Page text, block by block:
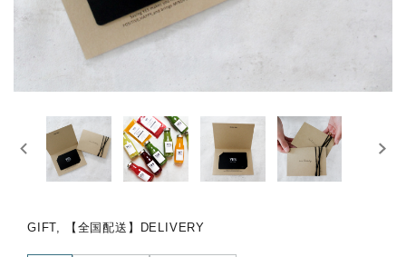
GIFT, 【全国配送】DELIVERY